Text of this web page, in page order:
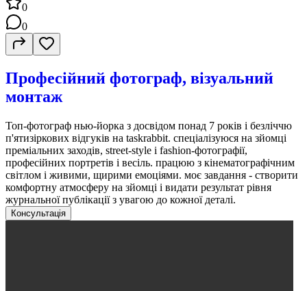
0
0
Професійний фотограф, візуальний
монтаж
Топ-фотограф нью-йорка з досвідом понад 7 років і безліччю
п'ятизіркових відгуків на taskrabbit. спеціалізуюся на зйомці
преміальних заходів, street-style і fashion-фотографії,
професійних портретів і весіль. працюю з кінематографічним
світлом і живими, щирими емоціями. моє завдання - створити
комфортну атмосферу на зйомці і видати результат рівня
журнальної публікації з увагою до кожної деталі.
Консультація